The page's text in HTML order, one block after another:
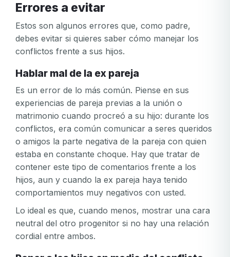
Errores a evitar
Estos son algunos errores que, como padre,
debes evitar si quieres saber cómo manejar los
conflictos frente a sus hijos.
Hablar mal de la ex pareja
Es un error de lo más común. Piense en sus
experiencias de pareja previas a la unión o
matrimonio cuando procreó a su hijo: durante los
conflictos, era común comunicar a seres queridos
o amigos la parte negativa de la pareja con quien
estaba en constante choque. Hay que tratar de
contener este tipo de comentarios frente a los
hijos, aun y cuando la ex pareja haya tenido
comportamientos muy negativos con usted.
Lo ideal es que, cuando menos, mostrar una cara
neutral del otro progenitor si no hay una relación
cordial entre ambos.